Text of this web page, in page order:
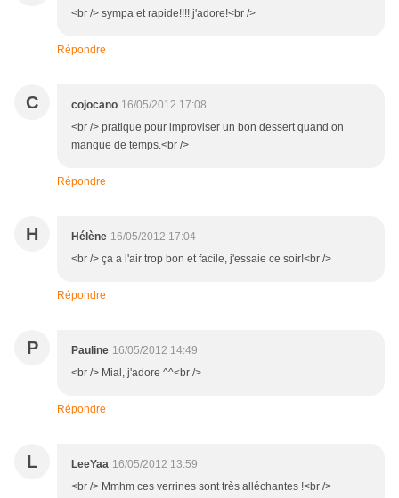
<br /> sympa et rapide!!!! j'adore!<br />
Répondre
C cojocano 16/05/2012 17:08
<br /> pratique pour improviser un bon dessert quand on
manque de temps.<br />
Répondre
H Hélène 16/05/2012 17:04
<br /> ça a l'air trop bon et facile, j'essaie ce soir!<br />
Répondre
P Pauline 16/05/2012 14:49
<br /> Mial, j'adore ^^<br />
Répondre
L LeeYaa 16/05/2012 13:59
<br /> Mmhm ces verrines sont très alléchantes !<br />